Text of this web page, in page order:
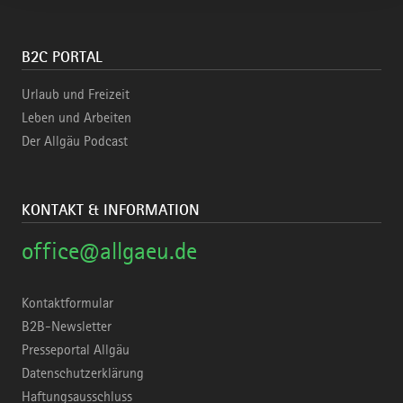
B2C PORTAL
Urlaub und Freizeit
Leben und Arbeiten
Der Allgäu Podcast
KONTAKT & INFORMATION
office@allgaeu.de
Kontaktformular
B2B-Newsletter
Presseportal Allgäu
Datenschutzerklärung
Haftungsausschluss